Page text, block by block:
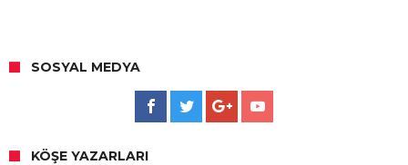
SOSYAL MEDYA
KÖŞE YAZARLARI